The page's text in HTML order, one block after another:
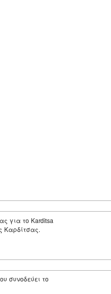
για το Karditsa
Καρδίτσας.
συνοδεύει το